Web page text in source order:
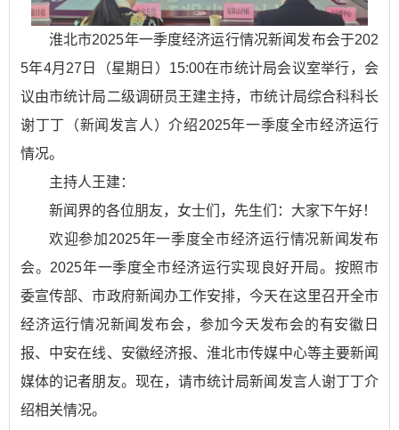
淮北市2025年一季度经济运行情况新闻发布会于202
5年4月27日（星期日）15:00在市统计局会议室举行，会
议由市统计局二级调研员王建主持，市统计局综合科科长
谢丁丁（新闻发言人）介绍2025年一季度全市经济运行
情况。
主持人王建：
新闻界的各位朋友，女士们，先生们：大家下午好！
欢迎参加2025年一季度全市经济运行情况新闻发布
会。2025年一季度全市经济运行实现良好开局。按照市
委宣传部、市政府新闻办工作安排，今天在这里召开全市
经济运行情况新闻发布会，参加今天发布会的有安徽日
报、中安在线、安徽经济报、淮北市传媒中心等主要新闻
媒体的记者朋友。现在，请市统计局新闻发言人谢丁丁介
绍相关情况。